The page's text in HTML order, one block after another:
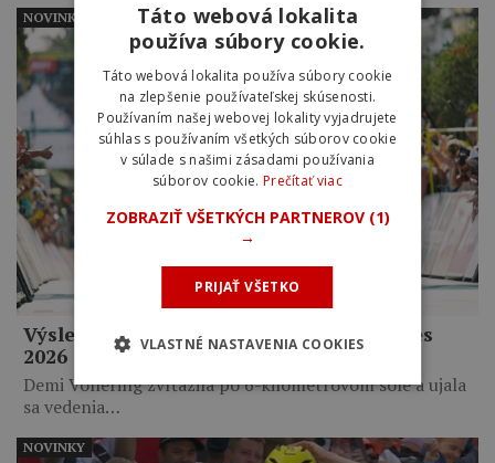
Výsledky 8. etapy Tour de France Femmes
2026
Demi Vollering zvíťazila po 6-kilometrovom sóle a ujala
sa vedenia…
NOVINKY
NOVINKY
Táto webová lokalita
používa súbory cookie.
Táto webová lokalita používa súbory cookie
na zlepšenie používateľskej skúsenosti.
Používaním našej webovej lokality vyjadrujete
súhlas s používaním všetkých súborov cookie
v súlade s našimi zásadami používania
súborov cookie. Prečítať viac
ZOBRAZIŤ VŠETKÝCH PARTNEROV (1)
→
PRIJAŤ VŠETKO
VLASTNÉ NASTAVENIA COOKIES